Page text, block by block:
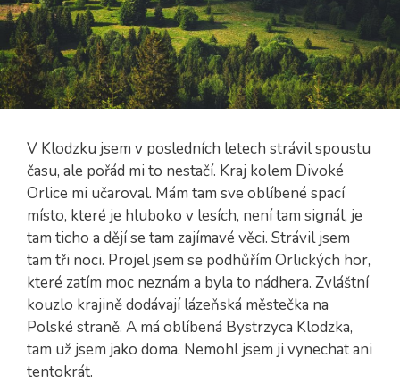
V Klodzku jsem v posledních letech strávil spoustu
času, ale pořád mi to nestačí. Kraj kolem Divoké
Orlice mi učaroval. Mám tam sve oblíbené spací
místo, které je hluboko v lesích, není tam signál, je
tam ticho a dějí se tam zajímavé věci. Strávil jsem
tam tři noci. Projel jsem se podhůřím Orlických hor,
které zatím moc neznám a byla to nádhera. Zvláštní
kouzlo krajině dodávají lázeňská městečka na
Polské straně. A má oblíbená Bystrzyca Klodzka,
tam už jsem jako doma. Nemohl jsem ji vynechat ani
tentokrát.